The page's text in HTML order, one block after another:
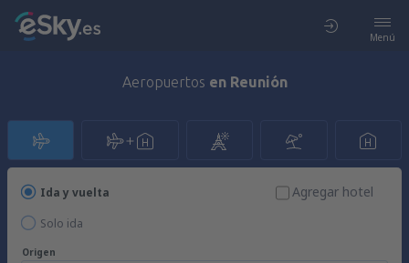
Menú
Aeropuertos en Reunión
Ida y vuelta
Solo ida
Agregar hotel
Origen